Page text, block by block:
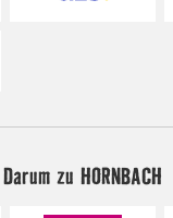
Darum zu HORNBACH